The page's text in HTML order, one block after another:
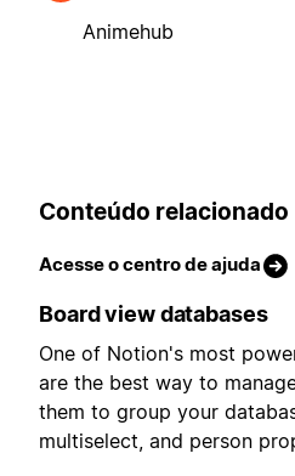
Animehub
Conteúdo relacionado
Acesse o centro de ajuda
Board view databases
One of Notion's most
are the best way to
them to group your
multiselect, and person